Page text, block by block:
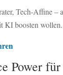
Tech-Affine –
KI boosten wollen.
Power